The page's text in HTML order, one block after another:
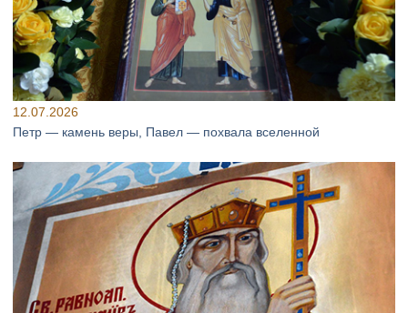
12.07.2026
Петр — камень веры, Павел — похвала вселенной